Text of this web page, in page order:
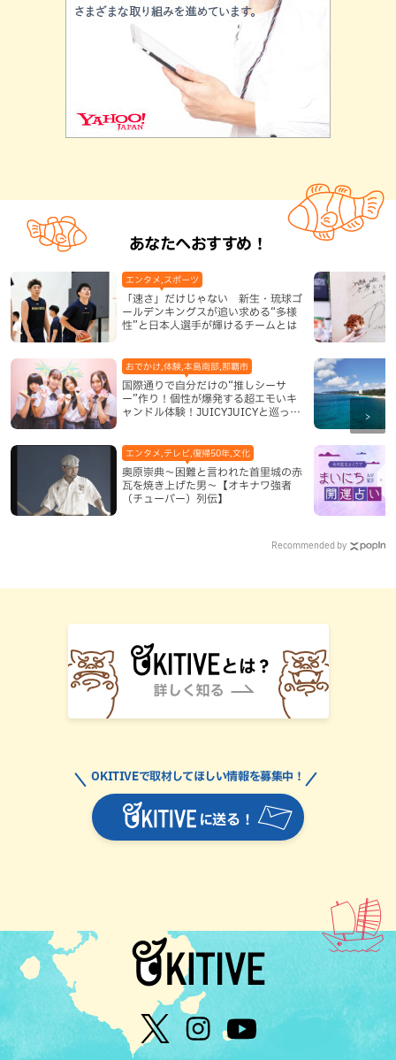
あなたへおすすめ！
「速さ」だけじゃない 新生・琉球ゴ
ールデンキングスが追い求める“多様
性”と日本人選手が輝けるチームとは
エンタメ,スポーツ
国際通りで自分だけの“推しシーサ
ー”作り！個性が爆発する超エモいキ
ャンドル体験！JUICYJUICYと巡って
おでかけ,体験,本島南部,那覇市
奥原崇典～困難と言われた首里城の赤
瓦を焼き上げた男～【オキナワ強者
（チューバー）列伝】
エンタメ,テレビ,復帰50年,文化
Recommended by
に送る！
OKITIVEで取材してほしい情報を募集中！